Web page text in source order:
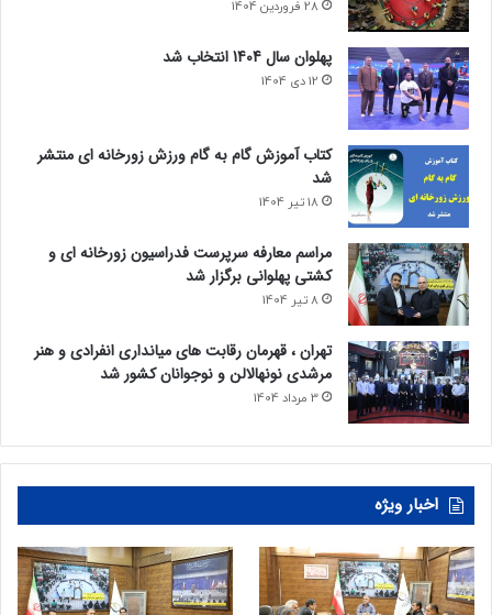
28 فروردین 1404
پهلوان سال 1404 انتخاب شد
12 دی 1404
کتاب آموزش گام به گام ورزش زورخانه ای منتشر
شد
18 تیر 1404
مراسم معارفه سرپرست فدراسیون زورخانه ای و
کشتی پهلوانی برگزار شد
8 تیر 1404
تهران ، قهرمان رقابت های میانداری انفرادی و هنر
مرشدی نونهالالن و نوجوانان کشور شد
3 مرداد 1404
اخبار ویژه